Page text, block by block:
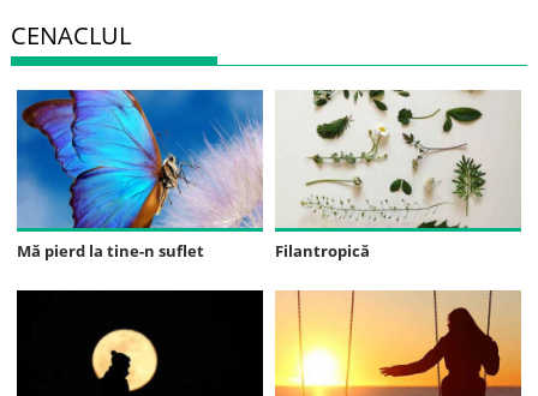
CENACLUL
Mă pierd la tine-n suflet Filantropică